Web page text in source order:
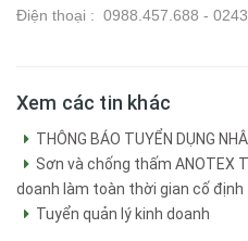
Điện thoại : 0988.457.688 -
Xem các tin khác
THÔNG BÁO TUYỂN DỤNG
Sơn và chống thấm ANOTEX
doanh làm toàn thời gian cố định
Tuyển quản lý kinh doanh